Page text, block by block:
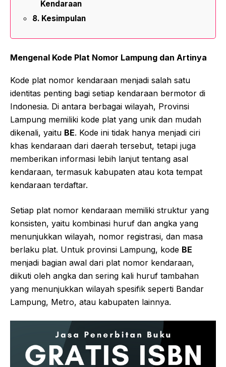
Kendaraan
Kesimpulan
Mengenal Kode Plat Nomor Lampung dan Artinya
Kode plat nomor kendaraan menjadi salah satu
identitas penting bagi setiap kendaraan bermotor di
Indonesia. Di antara berbagai wilayah, Provinsi
Lampung memiliki kode plat yang unik dan mudah
dikenali, yaitu BE. Kode ini tidak hanya menjadi ciri
khas kendaraan dari daerah tersebut, tetapi juga
memberikan informasi lebih lanjut tentang asal
kendaraan, termasuk kabupaten atau kota tempat
kendaraan terdaftar.
Setiap plat nomor kendaraan memiliki struktur yang
konsisten, yaitu kombinasi huruf dan angka yang
menunjukkan wilayah, nomor registrasi, dan masa
berlaku plat. Untuk provinsi Lampung, kode BE
menjadi bagian awal dari plat nomor kendaraan,
diikuti oleh angka dan sering kali huruf tambahan
yang menunjukkan wilayah spesifik seperti Bandar
Lampung, Metro, atau kabupaten lainnya.